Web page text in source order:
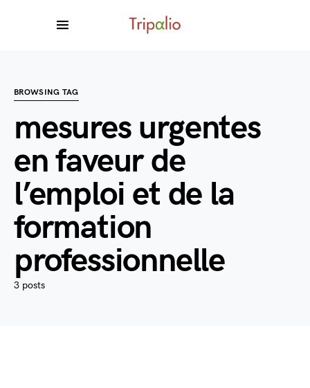
BROWSING TAG
mesures urgentes
en faveur de
l’emploi et de la
formation
professionnelle
3 posts